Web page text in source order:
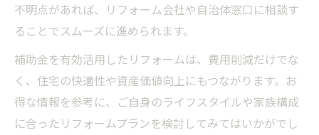
不明点があれば、リフォーム会社や自治体窓口に相談す
ることでスムーズに進められます。
補助金を有効活用したリフォームは、費用削減だけでな
く、住宅の快適性や資産価値向上にもつながります。お
得な情報を参考に、ご自身のライフスタイルや家族構成
に合ったリフォームプランを検討してみてはいかがでし